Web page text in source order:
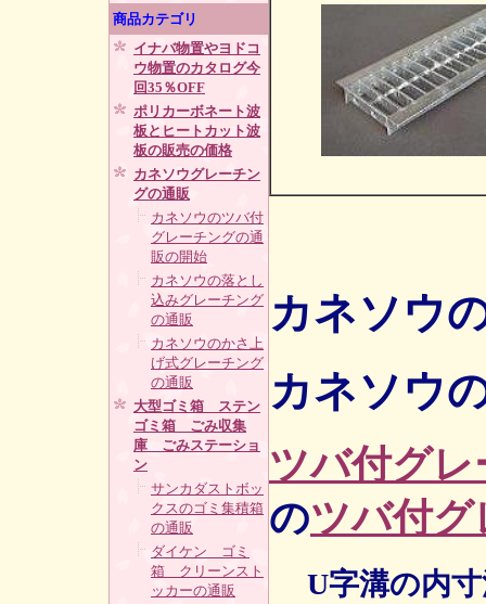
商品カテゴリ
イナバ物置やヨドコ
ウ物置のカタログ今
回35％OFF
ポリカーボネート波
板とヒートカット波
板の販売の価格
カネソウグレーチン
グの通販
カネソウのツバ付
グレーチングの通
販の開始
カネソウの落とし
込みグレーチング
の通販
カネソウのかさ上
げ式グレーチング
の通販
大型ゴミ箱 ステン
ゴミ箱 ごみ収集
庫 ごみステーショ
ン
サンカダストボッ
クスのゴミ集積箱
の通販
ダイケン ゴミ
箱 クリーンスト
ッカーの通販
カネソウ
カネソウ
ツバ付グ
のツバ付
U字溝の内寸